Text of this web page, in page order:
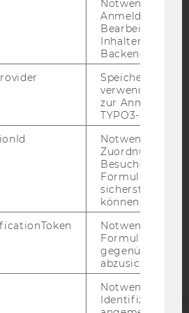
IMPRESSUM
WEBSEITE
UND STUDIERENDE
EINSTELLUNGEN
Notwendig für
Anmeldung und
Bearbeitung von
Inhalten im
Backend.
Speichert die
verwendete
zur Anmeldung
TYPO3-Backend.
Notwendig, um
Zuordnung von
Besucher zu
sicherstellen zu
können.
Notwendig, um
gegenüber
abzusichern.
Notwendig zur
Identifizierung